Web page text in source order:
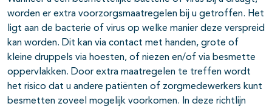
worden er extra voorzorgsmaatregelen bij u getroffen. Het
ligt aan de bacterie of virus op welke manier deze verspreid
kan worden. Dit kan via contact met handen, grote of
kleine druppels via hoesten, of niezen en/of via besmette
oppervlakken. Door extra maatregelen te treffen wordt
het risico dat u andere patiënten of zorgmedewerkers kunt
besmetten zoveel mogelijk voorkomen. In deze richtlijn